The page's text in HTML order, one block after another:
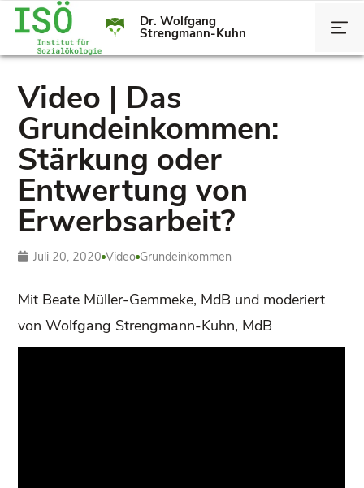
Dr. Wolfgang
Strengmann-Kuhn
Video | Das
Grundeinkommen:
Stärkung oder
Entwertung von
Erwerbsarbeit?
Juli 20, 2020 Video Grundeinkommen
Mit Beate Müller-Gemmeke, MdB und moderiert
von Wolfgang Strengmann-Kuhn, MdB